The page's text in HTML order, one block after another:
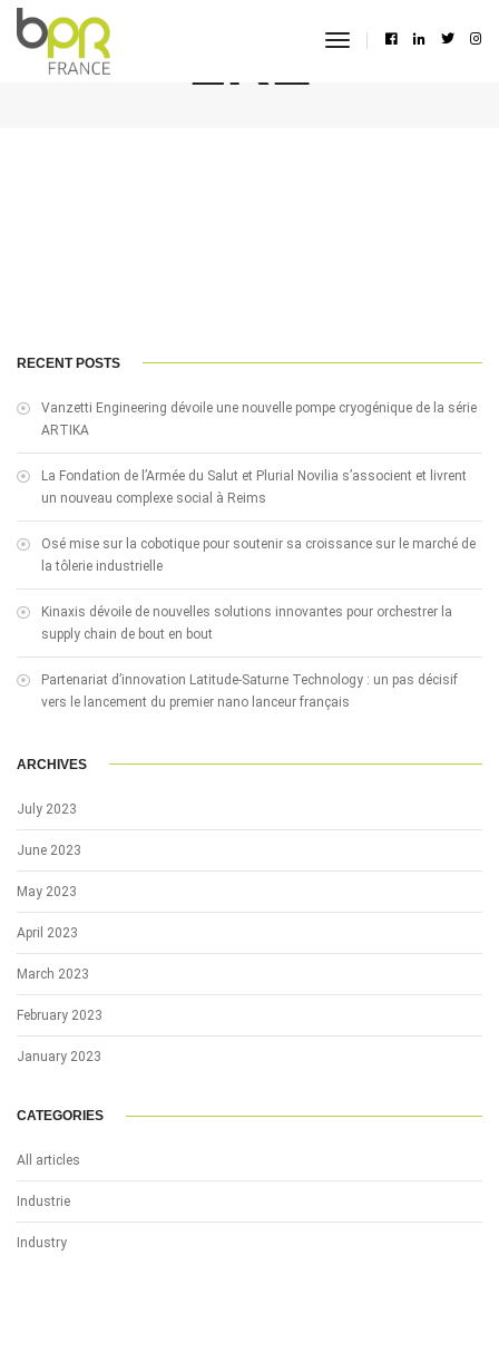
toggle
LRE
RECENT POSTS
Vanzetti Engineering dévoile une nouvelle pompe cryogénique de la série
ARTIKA
La Fondation de l’Armée du Salut et Plurial Novilia s’associent et livrent
un nouveau complexe social à Reims
Osé mise sur la cobotique pour soutenir sa croissance sur le marché de
la tôlerie industrielle
Kinaxis dévoile de nouvelles solutions innovantes pour orchestrer la
supply chain de bout en bout
Partenariat d’innovation Latitude-Saturne Technology : un pas décisif
vers le lancement du premier nano lanceur français
ARCHIVES
July 2023
June 2023
May 2023
April 2023
March 2023
February 2023
January 2023
CATEGORIES
All articles
Industrie
Industry